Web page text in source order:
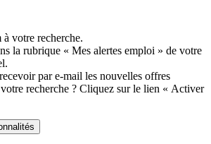
votre recherche.
la rubrique « Mes alertes emploi » de votre
par e-mail les nouvelles offres
recherche ? Cliquez sur le lien « Activer